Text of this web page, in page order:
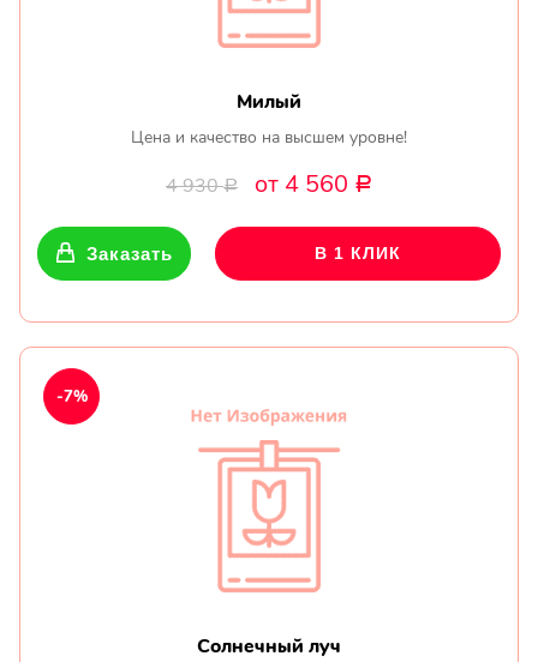
Милый
Цена и качество на высшем уровне!
4 930Р от 4 560 Р
Заказать В 1 КЛИК
Солнечный луч
-7%